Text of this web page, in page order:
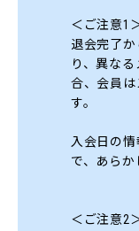
＜ご注意1
退会完了
り、異な
合、会員は
す。
入会日の
で、あらか
＜ご注意2